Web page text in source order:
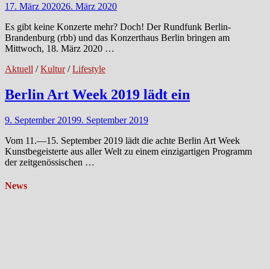
17. März 202026. März 2020
Es gibt keine Konzerte mehr? Doch! Der Rundfunk Berlin-
Brandenburg (rbb) und das Konzerthaus Berlin bringen am
Mittwoch, 18. März 2020 …
Aktuell /Kultur/Lifestyle
Berlin Art Week 2019 lädt ein
9. September 20199. September 2019
Vom 11.—15. September 2019 lädt die achte Berlin Art Week
Kunstbegeisterte aus aller Welt zu einem einzigartigen Programm
der zeitgenössischen …
News